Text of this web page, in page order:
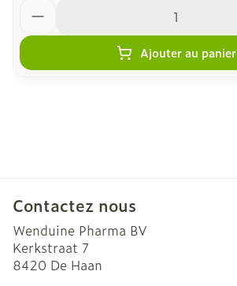
Ajouter au panier
Contactez nous
Wenduine Pharma BV
Kerkstraat 7
8420 De Haan